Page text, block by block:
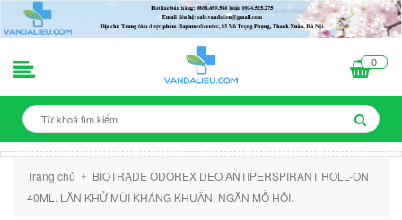
0
Trang chủ +
BIOTRADE ODOREX DEO ANTIPERSPIRANT ROLL-ON
40ML. LĂN KHỬ MÙI KHÁNG KHUẨN, NGĂN MỒ HÔI.